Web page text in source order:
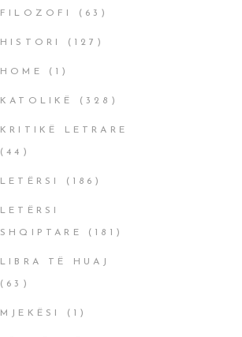
FILOZOFI (63)
HISTORI (127)
HOME (1)
KATOLIKË (328)
KRITIKË LETRARE
(44)
LETËRSI (186)
LETËRSI
SHQIPTARE (181)
LIBRA TË HUAJ
(63)
MJEKËSI (1)